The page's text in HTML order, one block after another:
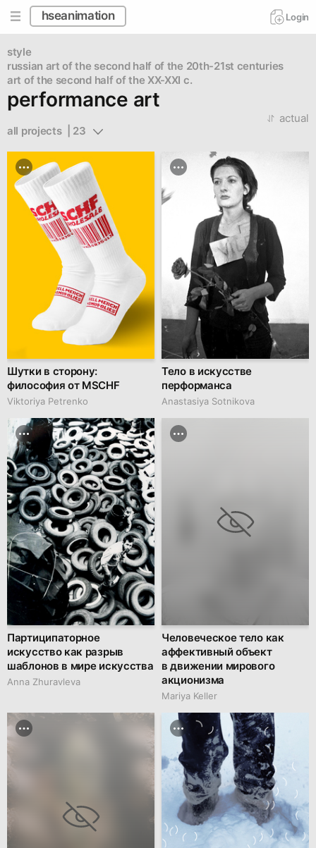
hseanimation Login
style
russian art of the second half of the 20th-21st centuries
art of the second half of the XX-XXI c.
performance art
all projects  | 23
actual
Шутки в сторону:
философия от MSCHF
Viktoriya Petrenko
Тело в искусстве
перформанса
Anastasiya Sotnikova
Партиципаторное
искусство как разрыв
шаблонов в мире искусства
Anna Zhuravleva
Человеческое тело как
аффективный объект
в движении мирового
акционизма
Mariya Keller